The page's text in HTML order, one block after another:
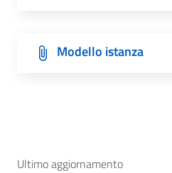
Modello istanza
Ultimo aggiornamento